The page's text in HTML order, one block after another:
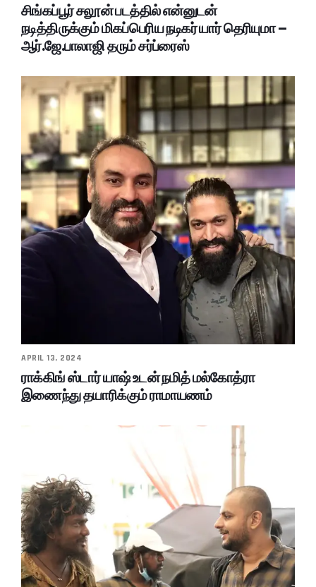
சிங்கப்பூர் சலூன் படத்தில் என்னுடன்
நடித்திருக்கும் மிகப்பெரிய நடிகர் யார் தெரியுமா –
ஆர்.ஜே.பாலாஜி தரும் சர்ப்ரைஸ்
APRIL 13, 2024
ராக்கிங் ஸ்டார் யாஷ் உடன் நமித் மல்கோத்ரா
இணைந்து தயாரிக்கும் ராமாயணம்